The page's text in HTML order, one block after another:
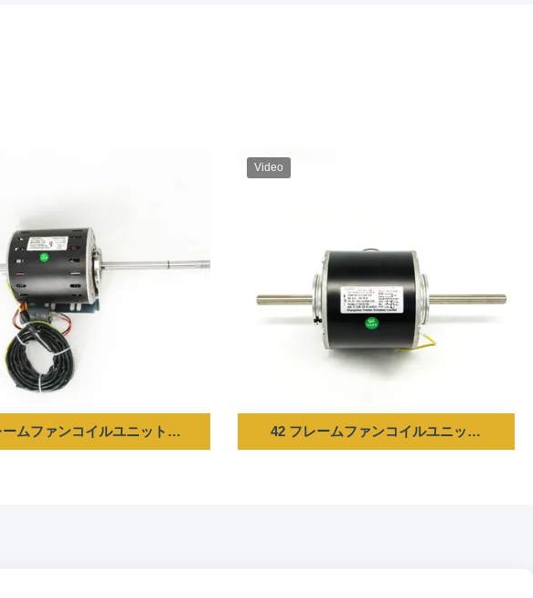
60HZ 1100RPM/3SPD CCW-LE
ムファンコイルユニットモーター - 320W 220V 60HZ 1100RPM/3SPD CW-LE
Video
42 フレームファンコイルユニットモータ